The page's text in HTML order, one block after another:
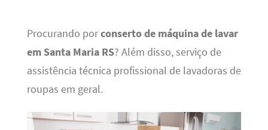
Procurando porconserto de máquina de lavar
em Santa Maria RS? Além disso, serviço de
assistência técnica profissional de lavadoras de
roupas em geral.